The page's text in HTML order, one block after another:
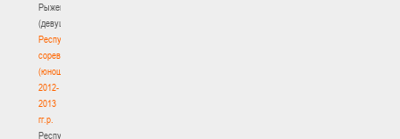
Рыженкова
(девушки)
Республиканские
соревнования
(юноши)
2012-
2013
гг.р.
Республиканские